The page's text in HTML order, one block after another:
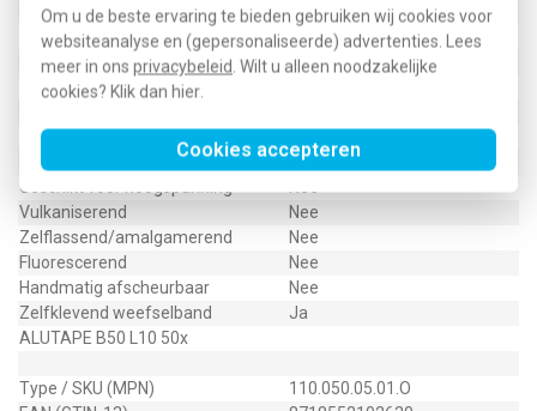
Om u de beste ervaring te bieden gebruiken wij cookies voor
websiteanalyse en (gepersonaliseerde) advertenties. Lees
meer in ons privacybeleid. Wilt u alleen noodzakelijke
cookies? Klik dan hier.
Cookies accepteren
Dubbelzijdig
Nee
Lengte
10 Meter (m)
Materiaal
Aluminium
Temperatuurbestendigheid
Transparant
Isolerend
Nee
Geschikt voor hoogspanning
Vulkaniserend
Nee
Zelflassend/amalgamerend
Nee
Fluorescerend
Nee
Handmatig afscheurbaar
Nee
Zelfklevend weefselband
Ja
ALUTAPE B50 L10 50x
Type / SKU (MPN)
110.050.05.01.O